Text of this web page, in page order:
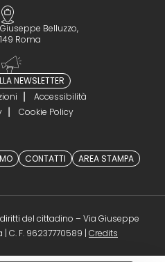
Giuseppe Belluzzo,
Roma
NEWSLETTER
Accessibilità
Cookie Policy
CONTATTI AREA STAMPA
del cittadino – Via Giuseppe
| C. F. 96237770589 | Credits